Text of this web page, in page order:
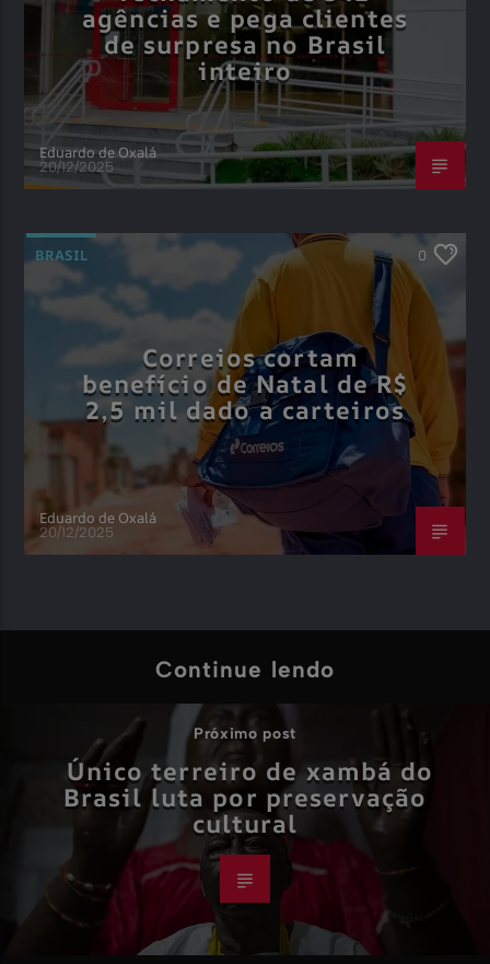
agências e pega clientes
de surpresa no Brasil
inteiro
Eduardo de Oxalá
20/12/2025
BRASIL 0
Correios cortam
benefício de Natal de R$
2,5 mil dado a carteiros
Eduardo de Oxalá
20/12/2025
Continue lendo
Próximo post
Único terreiro de xambá do
Brasil luta por preservação
cultural